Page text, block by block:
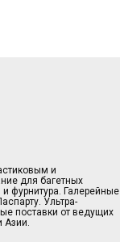
и
для багетных
фурнитура. Галерейные
Ультра-
поставки от ведущих
Азии.